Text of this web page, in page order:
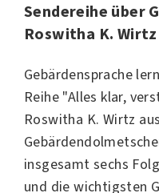
Sendereihe über
Roswitha K.
Gebärdensprache
Reihe "Alles klar,
Roswitha K. Wirtz
insgesamt sechs
und die wichtigsten